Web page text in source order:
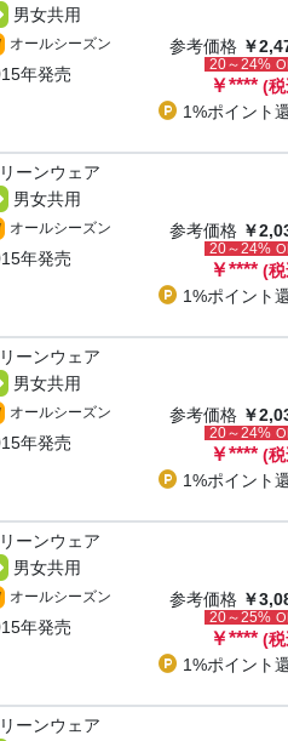
男女共用
オールシーズン
年発売
参考価格 ￥
20～24%
￥**** (
1%ポイント
ーンウェア
男女共用
オールシーズン
年発売
参考価格 ￥
20～24%
￥**** (
1%ポイント
ーンウェア
男女共用
オールシーズン
年発売
参考価格 ￥
20～24%
￥**** (
1%ポイント
ーンウェア
男女共用
オールシーズン
年発売
参考価格 ￥
20～25%
￥**** (
1%ポイント
ーンウェア